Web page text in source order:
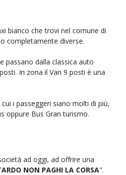
bianco che trovi nel comune di
completamente diverse.
passano dalla classica auto
In zona il Van 9 posti è una
i passeggeri siano molti di più,
oppure Bus Gran turismo.
ad oggi, ad offrire una
NON PAGHI LA CORSA".